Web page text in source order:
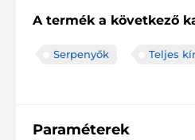
A termék a következő
Serpenyők Teljes
Paraméterek